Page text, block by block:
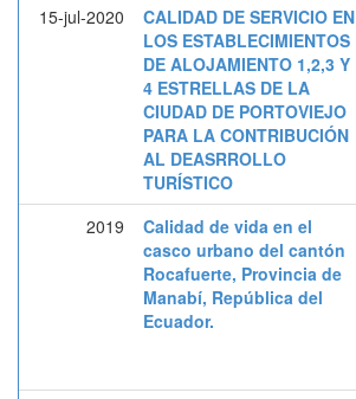
15-jul-2020
CALIDAD DE SERVICIO EN
LOS ESTABLECIMIENTOS
DE ALOJAMIENTO 1,2,3 Y
4 ESTRELLAS DE LA
CIUDAD DE PORTOVIEJO
PARA LA CONTRIBUCIÓN
AL DEASRROLLO
TURÍSTICO
2019
Calidad de vida en el
casco urbano del cantón
Rocafuerte, Provincia de
Manabí, República del
Ecuador.